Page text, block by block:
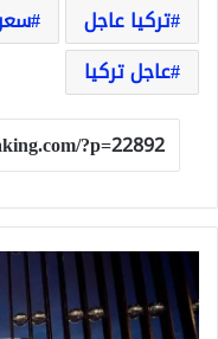
تركيا عاجل
عاجل تركيا
تركيا
على